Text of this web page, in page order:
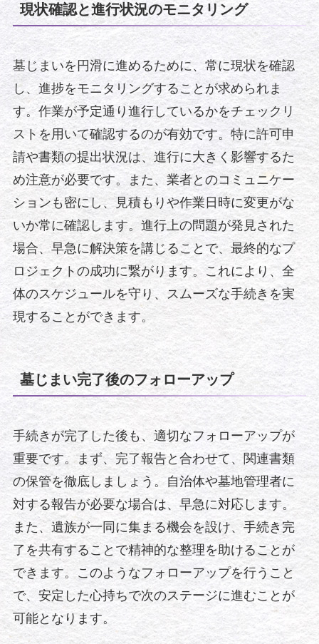
現状確認と進行状況のモニタリング
墓じまいを円滑に進めるために、常に現状を確認
し、進捗をモニタリングすることが求められま
す。作業が予定通り進行しているかをチェックリ
ストを用いて確認するのが有効です。特に許可申
請や書類の提出状況は、進行に大きく影響するた
め注意が必要です。また、業者とのコミュニケー
ションも密にし、見積もりや作業日時に変更がな
いか常に確認します。進行上の問題が発見された
場合、早急に解決策を講じることで、最終的なプ
ロジェクトの成功に繋がります。これにより、全
体のスケジュールを守り、スムーズな手続きを実
現することができます。
墓じまい完了後のフォローアップ
手続きが完了した後も、適切なフォローアップが
重要です。まず、完了報告と合わせて、関連書類
の保管を徹底しましょう。自治体や墓地管理者に
対する報告が必要な場合は、早急に対応します。
また、遺族が一同に集まる機会を設け、手続き完
了を共有することで精神的な整理を助けることが
できます。このようなフォローアップを行うこと
で、安定した心持ちで次のステージに進むことが
可能となります。